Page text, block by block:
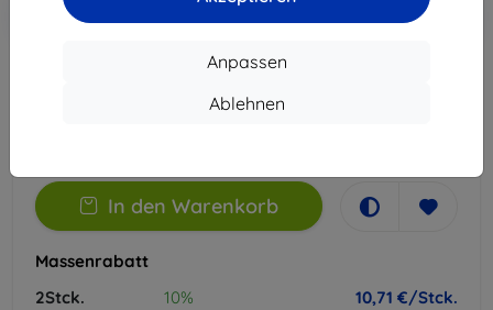
Anpassen
Ablehnen
-10%
EXTRA10
Warenkorb
In den Warenkorb
Massenrabatt
2Stck.
10% 10,71 €/Stck.